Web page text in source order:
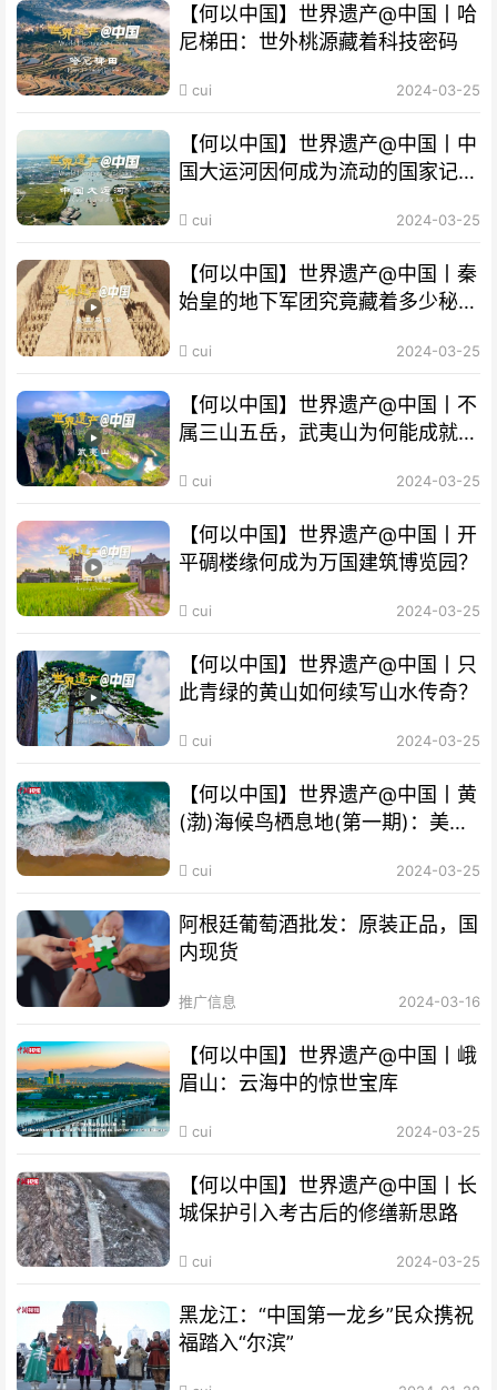
【何以中国】世界遗产@中国丨哈
尼梯田：世外桃源藏着科技密码
cui 2024-03-25
【何以中国】世界遗产@中国丨中
国大运河因何成为流动的国家记
cui 2024-03-25
【何以中国】世界遗产@中国丨秦
始皇的地下军团究竟藏着多少秘
cui 2024-03-25
【何以中国】世界遗产@中国丨不
属三山五岳，武夷山为何能成就
cui 2024-03-25
【何以中国】世界遗产@中国丨开
平碉楼缘何成为万国建筑博览园？
cui 2024-03-25
【何以中国】世界遗产@中国丨只
此青绿的黄山如何续写山水传奇？
cui 2024-03-25
【何以中国】世界遗产@中国丨黄
(渤)海候鸟栖息地(第一期)：美丽
cui 2024-03-25
阿根廷葡萄酒批发：原装正品，国
内现货
推广信息 2024-03-16
【何以中国】世界遗产@中国丨峨
眉山：云海中的惊世宝库
cui 2024-03-25
【何以中国】世界遗产@中国丨长
城保护引入考古后的修缮新思路
cui 2024-03-25
黑龙江：“中国第一龙乡”民众携祝
福踏入“尔滨”